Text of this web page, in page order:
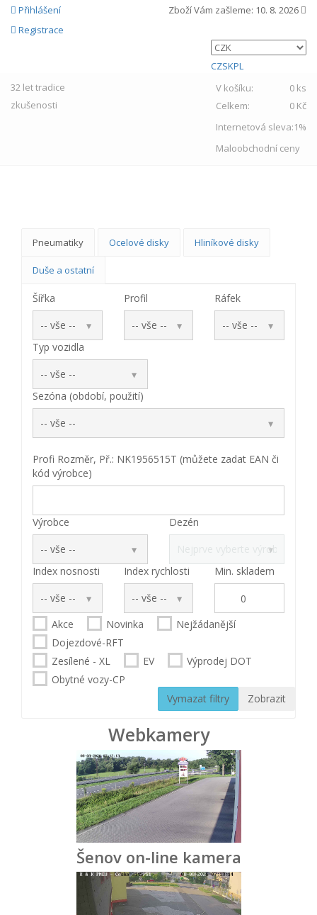
Přihlášení
Registrace
Zboží Vám zašleme: 10. 8. 2026
CZSKPL
32 lettradice
zkušenosti
V košíku:
0 ks
Celkem:
0 Kč
Internetová sleva:1%
Maloobchodní ceny
Pneumatiky Ocelové disky Hliníkové disky
Duše a ostatní
Šířka Profil Ráfek
Typ vozidla
Sezóna (období, použití)
Profi Rozměr, Př.: NK1956515T (můžete zadat EAN či
kód výrobce)
Výrobce Dezén
Index nosnosti Index rychlosti Min. skladem
Akce Novinka
Nejžádanější
Dojezdové-RFT
Zesílené - XL
EV
Výprodej DOT
Obytné vozy-CP
Zobrazit
Vymazat filtry
Webkamery
Šenov on-line kamera